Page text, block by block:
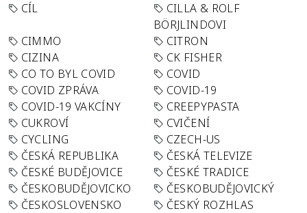
CÍL
CILLA & ROLF
BÖRJLINDOVI
CIMMO
CITRON
CIZINA
CK FISHER
CO TO BYL COVID
COVID
COVID ZPRÁVA
COVID-19
COVID-19 VAKCÍNY
CREEPYPASTA
CUKROVÍ
CVIČENÍ
CYCLING
CZECH-US
ČESKÁ REPUBLIKA
ČESKÁ TELEVIZE
ČESKÉ BUDĚJOVICE
ČESKÉ TRADICE
ČESKOBUDĚJOVICKO
ČESKOBUDĚJOVICKÝ
ČESKOSLOVENSKO
ČESKÝ ROZHLAS